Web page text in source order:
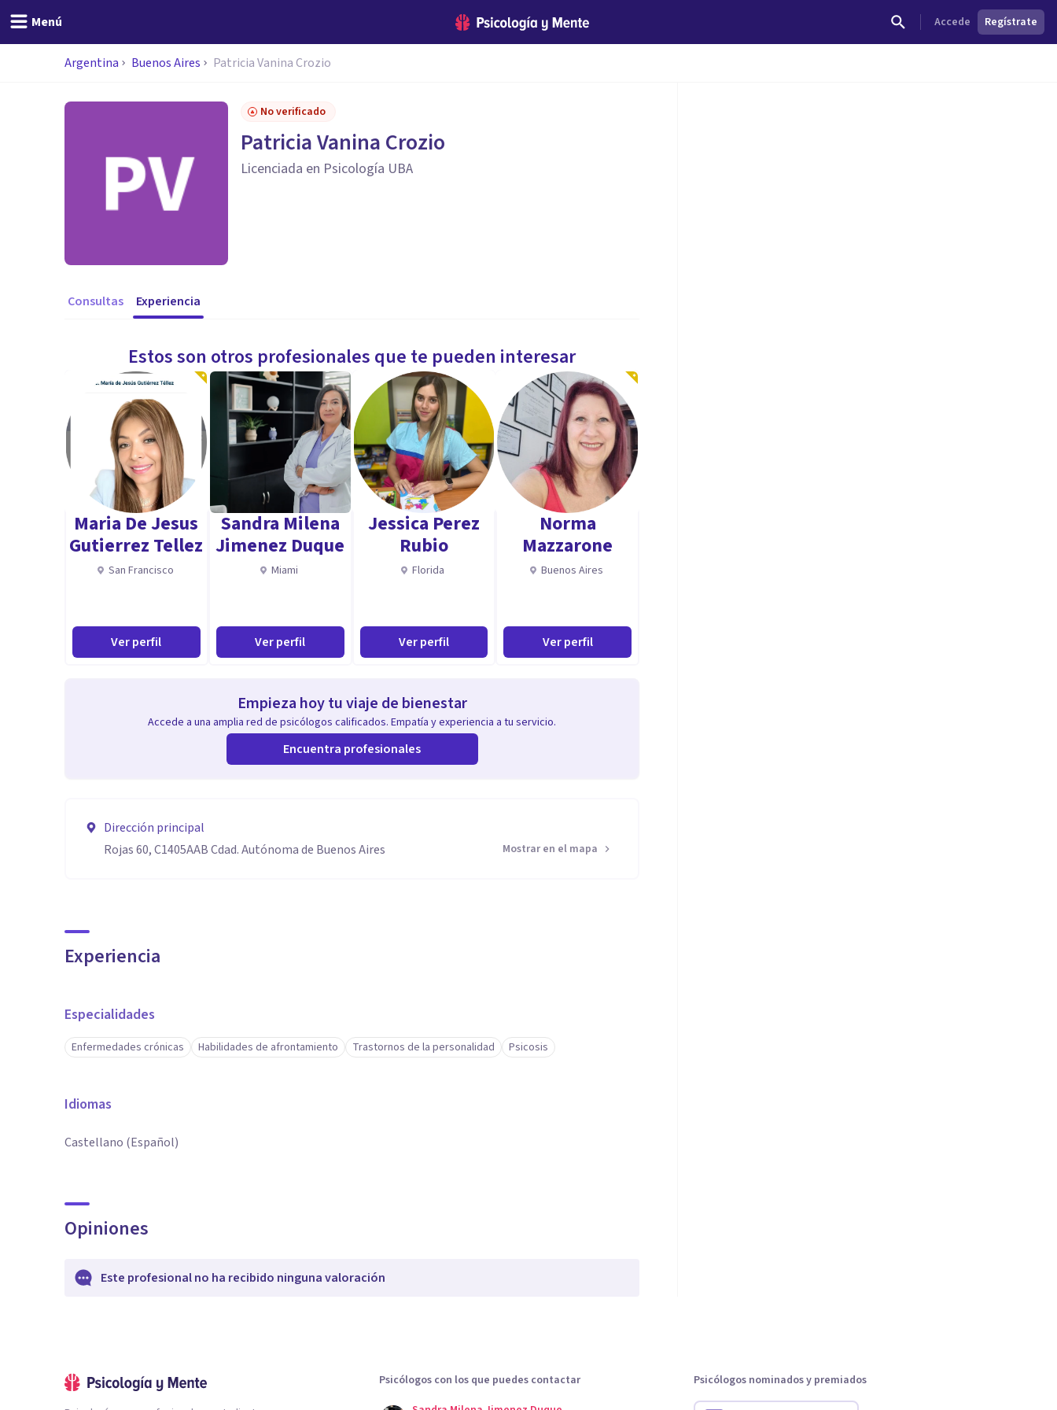
Menú Accede Regístrate
Argentina Buenos Aires Patricia Vanina Crozio
No verificado
Patricia Vanina Crozio
Licenciada en Psicología UBA
Consultas Experiencia
Estos son otros profesionales que te pueden interesar
Maria De Jesus
Gutierrez Tellez
San Francisco
Ver perfil
Sandra Milena
Jimenez Duque
Miami
Ver perfil
Jessica Perez
Rubio
Florida
Ver perfil
Norma
Mazzarone
Buenos Aires
Ver perfil
Empieza hoy tu viaje de bienestar
Accede a una amplia red de psicólogos calificados. Empatía y experiencia a tu servicio.
Encuentra profesionales
Dirección principal
Rojas 60, C1405AAB Cdad. Autónoma de Buenos Aires
Mostrar en el mapa
Experiencia
Especialidades
Enfermedades crónicas Habilidades de afrontamiento Trastornos de la personalidad Psicosis
Idiomas
Castellano (Español)
Opiniones
Este profesional no ha recibido ninguna valoración
Psicólogos con los que puedes contactar
Psicólogos nominados y premiados